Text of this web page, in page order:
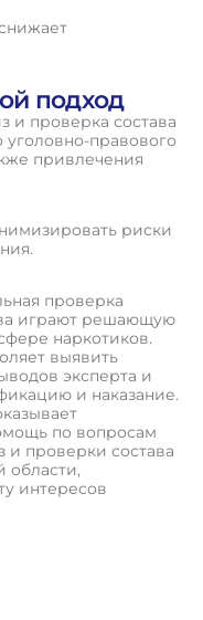
подход
и проверка состава
правового
привлечения
риски
проверка
играют решающую
наркотиков.
выявить
эксперта и
и наказание.
по вопросам
и проверки состава
области,
интересов